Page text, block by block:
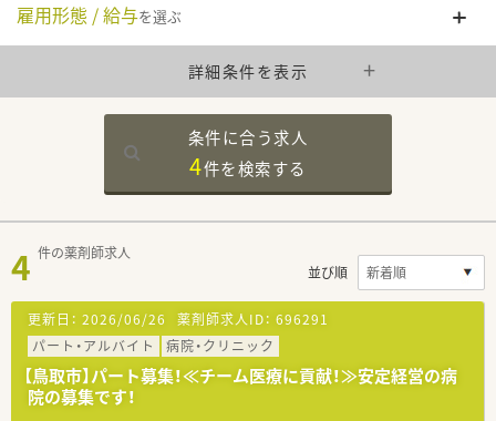
雇用形態 / 給与を選ぶ
詳細条件を表示
条件に合う求人
4件を検索する
4 件の薬剤師求人
並び順
更新日： 2026/06/26 薬剤師求人ID： 696291
パート・アルバイト
病院・クリニック
【鳥取市】パート募集！≪チーム医療に貢献！≫安定経営の病
院の募集です！